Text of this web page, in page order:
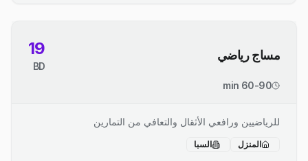
مساج رياضي 19
BD
60-90 min
للرياضيين ورافعي الأثقال والتعافي من التمارين
المنزل السبا